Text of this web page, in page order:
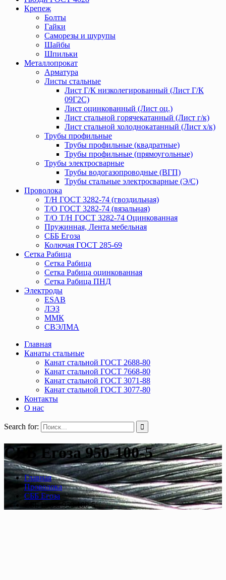
Крепеж
Болты
Гайки
Саморезы и шурупы
Шайбы
Шпильки
Металлопрокат
Арматура
Листы стальные
Лист Г/К низколегированный (Лист Г/К
09Г2С)
Лист оцинкованный (Лист оц.)
Лист стальной горячекатанный (Лист г/к)
Лист стальной холоднокатанный (Лист х/к)
Трубы профильные
Трубы профильные (квадратные)
Трубы профильные (прямоугольные)
Трубы электросварные
Трубы водогазопроводные (ВГП)
Трубы стальные электросварные (Э/С)
Проволока
Т/Н ГОСТ 3282-74 (гвоздильная)
Т/О ГОСТ 3282-74 (вязальная)
Т/О Т/Н ГОСТ 3282-74 Оцинкованная
Пружинная, Лента мебельная
СББ Егоза
Колючая ГОСТ 285-69
Сетка Рабица
Сетка Рабица
Сетка Рабица оцинкованная
Сетка Рабица ПНД
Электроды
ESAB
ЛЭЗ
ММК
СВЭЛМА
Главная
Канаты стальные
Канат стальной ГОСТ 2688-80
Канат стальной ГОСТ 7668-80
Канат стальной ГОСТ 3071-88
Канат стальной ГОСТ 3077-80
Контакты
О нас
Search for:
СББ Егоза 950-100-5
Главная
Проволока
СББ Егоза
СББ Егоза 950-100-5